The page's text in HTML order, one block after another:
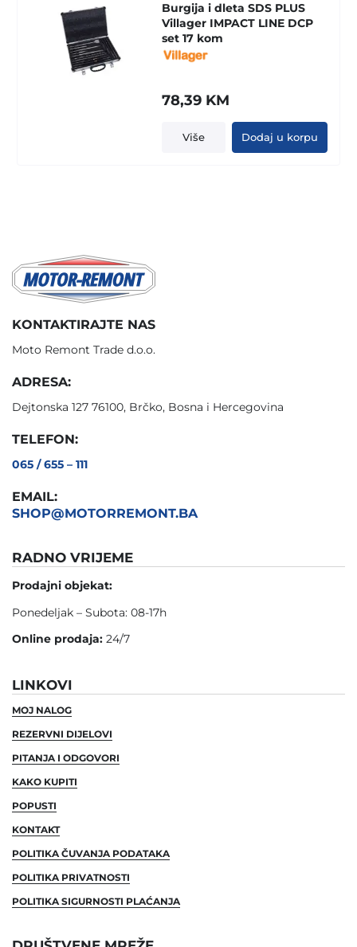
Burgija i dleta SDS PLUS
Villager IMPACT LINE DCP
set 17 kom
78,39 KM
Više Dodaj u korpu
KONTAKTIRAJTE NAS
Moto Remont Trade d.o.o.
ADRESA:
Dejtonska 127 76100, Brčko, Bosna i Hercegovina
TELEFON:
065 / 655 – 111
EMAIL:
SHOP@MOTORREMONT.BA
RADNO VRIJEME
Prodajni objekat:
Ponedeljak – Subota: 08-17h
Online prodaja: 24/7
LINKOVI
MOJ NALOG
REZERVNI DIJELOVI
PITANJA I ODGOVORI
KAKO KUPITI
POPUSTI
KONTAKT
POLITIKA ČUVANJA PODATAKA
POLITIKA PRIVATNOSTI
POLITIKA SIGURNOSTI PLAĆANJA